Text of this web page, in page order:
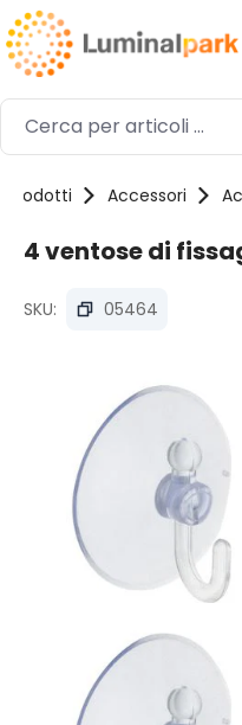
Passa al contenuto
Prodotti Accessori
4 ventose di
SKU: 05464